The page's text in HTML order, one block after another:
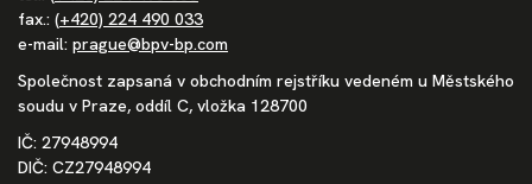
fax.: (+420) 224 490 033
e-mail: prague@bpv-bp.com
Společnost zapsaná v obchodním rejstříku vedeném u Městského
soudu v Praze, oddíl C, vložka 128700
IČ: 27948994
DIČ: CZ27948994